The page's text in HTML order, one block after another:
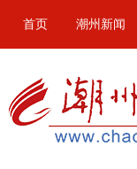
首页 潮州新闻